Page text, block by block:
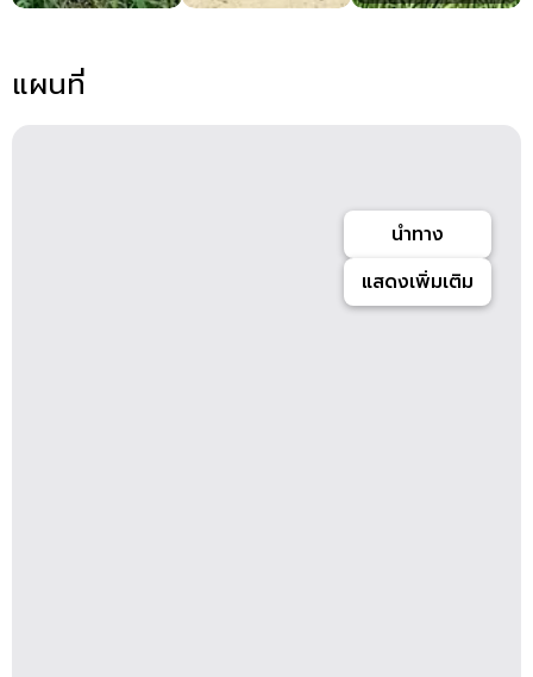
แผนที่
นำทาง
แสดงเพิ่มเติม